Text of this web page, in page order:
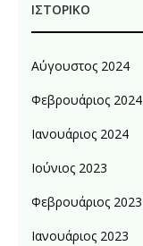
ΙΣΤΟΡΙΚΌ
Αύγουστος 2024
Φεβρουάριος 2024
Ιανουάριος 2024
Ιούνιος 2023
Φεβρουάριος 2023
Ιανουάριος 2023